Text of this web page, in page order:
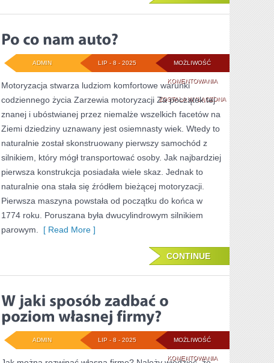
MOŻLIWOŚĆ
KOMENTOWANIAPO
CO
NAM
AUTO?
ZOSTAŁA WYŁĄCZONA
LIP - 8 - 2025
ADMIN
Motoryzacja stwarza ludziom komfortowe warunki
codziennego życia Zarzewia motoryzacji Za początek tej
znanej i ubóstwianej przez niemalże wszelkich facetów na
Ziemi dziedziny uznawany jest osiemnasty wiek. Wtedy to
naturalnie został skonstruowany pierwszy samochód z
silnikiem, który mógł transportować osoby. Jak najbardziej
pierwsza konstrukcja posiadała wiele skaz. Jednak to
naturalnie ona stała się źródłem bieżącej motoryzacji.
Pierwsza maszyna powstała od początku do końca w
1774 roku. Poruszana była dwucylindrowym silnikiem
parowym.
[ Read More ]
CONTINUE
MOŻLIWOŚĆ
KOMENTOWANIAW
LIP - 8 - 2025
ADMIN